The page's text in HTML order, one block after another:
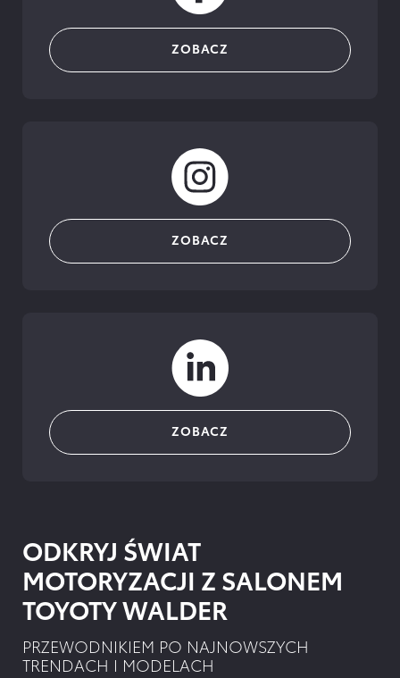
ZOBACZ
ZOBACZ
ZOBACZ
ODKRYJ ŚWIAT
MOTORYZACJI Z SALONEM
TOYOTY WALDER
PRZEWODNIKIEM PO NAJNOWSZYCH
TRENDACH I MODELACH